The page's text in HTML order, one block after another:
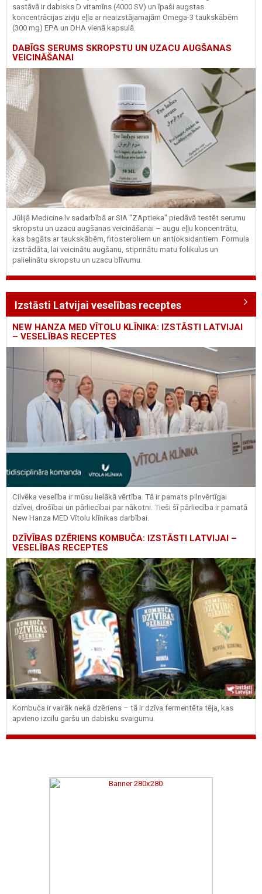
sastāvā ir dabisks D vitamīns (4000 SV) un īpaši augstas
koncentrācijas zivju eļļa ar neaizstājamajām Omega-3 taukskābēm
(300 mg) EPA un DHA vienā kapsulā.
DABĪGS SERUMS SKROPSTU UN UZACU AUGŠANAS
VEICINĀŠANAI
Jūlijā Medicine.lv sadarbībā ar SIA "ZAptieka" piedāvā testēt serumu
skropstu un uzacu augšanas veicināšanai – augu eļļu koncentrātu,
kas bagāts ar taukskābēm, fitosteroliem un antioksidantiem. Formula
izstrādāta, lai veicinātu augšanu, stiprinātu matu folikulus un
palielinātu skropstu un uzacu blīvumu.
Izstāsti Latvijai veselības receptes
NEW HANZA MED VĪTOLU KLĪNIKA: IZSTĀSTI LATVIJAI
– VESELĪBAS RECEPTES
Cilvēka veselība ir mūsu lielākā vērtība. Tā ir pamats pilnvērtīgai
dzīvei, drošībai un pārliecībai par nākotni. Tieši šī pārliecība ir pamatā
New Hanza MED Vītolu klīnikas darbībai.
DZĪVĪBAS DZĒRIENS KOMBUČA: IZSTĀSTI LATVIJAI –
VESELĪBAS RECEPTES
Kombuča ir vairāk nekā dzēriens – tā ir dzīva fermentēta tēja, kas
apvieno izcilu garšu un dabisku svaigumu.